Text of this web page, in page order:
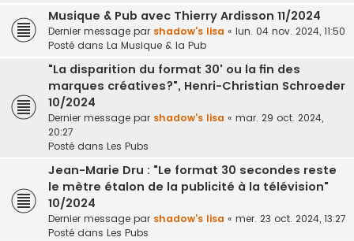
Musique & Pub avec Thierry Ardisson 11/2024
Dernier message par shadow's lisa « lun. 04 nov. 2024, 11:50
Posté dans La Musique & la Pub
"La disparition du format 30' ou la fin des
marques créatives?", Henri-Christian Schroeder
10/2024
Dernier message par shadow's lisa « mar. 29 oct. 2024,
20:27
Posté dans Les Pubs
Jean-Marie Dru : "Le format 30 secondes reste
le mètre étalon de la publicité à la télévision"
10/2024
Dernier message par shadow's lisa « mer. 23 oct. 2024, 13:27
Posté dans Les Pubs